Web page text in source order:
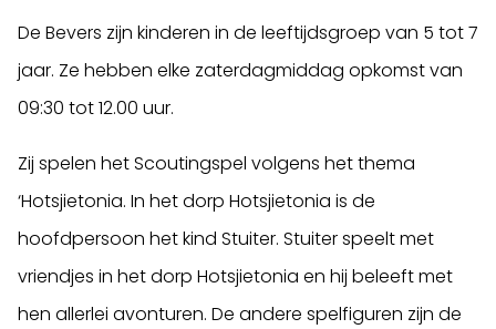
De Bevers zijn kinderen in de leeftijdsgroep van 5 tot 7
jaar. Ze hebben elke zaterdagmiddag opkomst van
09:30 tot 12.00 uur.
Zij spelen het Scoutingspel volgens het thema
‘Hotsjietonia. In het dorp Hotsjietonia is de
hoofdpersoon het kind Stuiter. Stuiter speelt met
vriendjes in het dorp Hotsjietonia en hij beleeft met
hen allerlei avonturen. De andere spelfiguren zijn de